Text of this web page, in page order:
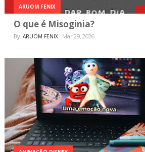
ARUOM FENIX
O que é Misoginia?
By ARUOM FENIX Mar 29, 2026